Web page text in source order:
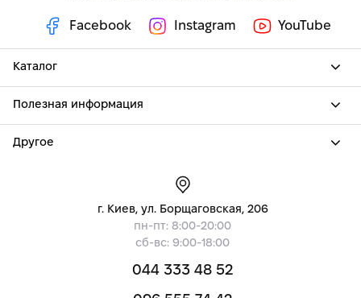
Facebook Instagram YouTube
Каталог
Полезная информация
Другое
г. Киев, ул. Борщаговская, 206
пн-пт: 8:00-20:00
сб-вс: 9:00-18:00
044 333 48 52